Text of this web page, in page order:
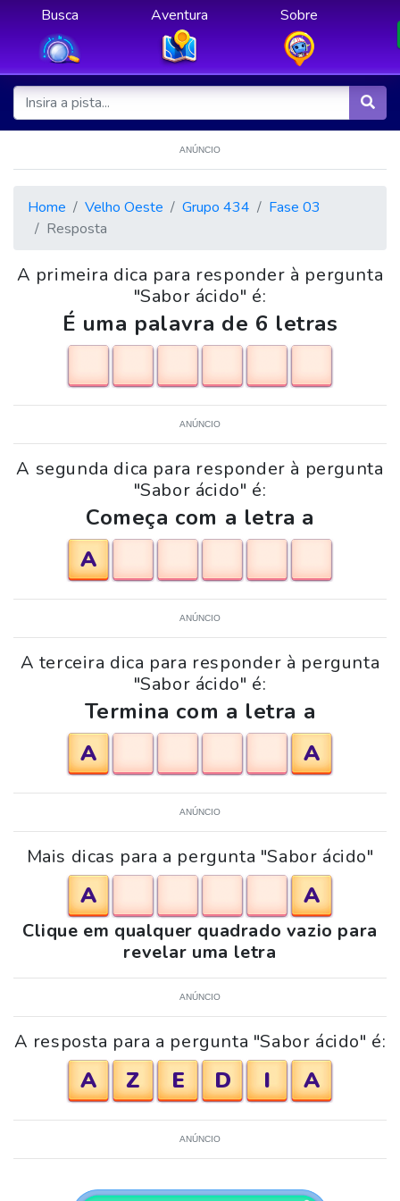
Busca Aventura Sobre
ANÚNCIO
Home Velho Oeste Grupo 434
Fase 03
Resposta
A primeira dica para responder à pergunta
"Sabor ácido" é:
É uma palavra de 6 letras
ANÚNCIO
A segunda dica para responder à pergunta
"Sabor ácido" é:
Começa com a letra a
A
ANÚNCIO
A terceira dica para responder à pergunta
"Sabor ácido" é:
Termina com a letra a
A
A
ANÚNCIO
Mais dicas para a pergunta "Sabor ácido"
A A
Clique em qualquer quadrado vazio para
revelar uma letra
ANÚNCIO
A resposta para a pergunta "Sabor ácido" é:
A Z E D I A
ANÚNCIO